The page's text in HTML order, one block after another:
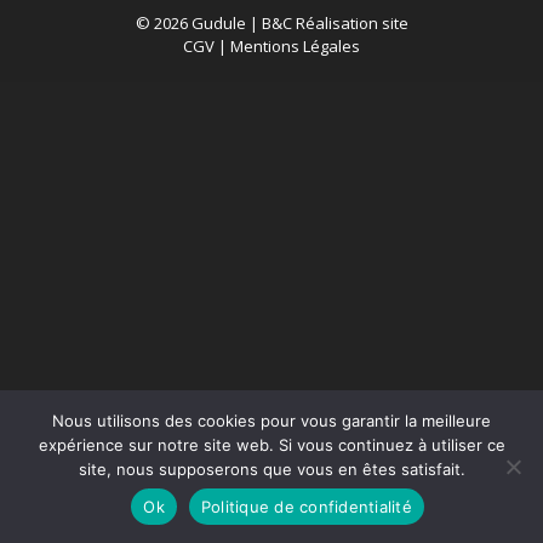
© 2026 Gudule | B&C Réalisation site
CGV | Mentions Légales
Nous utilisons des cookies pour vous garantir la meilleure
expérience sur notre site web. Si vous continuez à utiliser ce
site, nous supposerons que vous en êtes satisfait.
Ok
Politique de confidentialité